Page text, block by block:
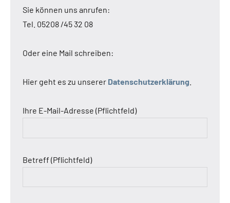
Sie können uns anrufen:
Tel. 05208 /45 32 08
Oder eine Mail schreiben:
Hier geht es zu unserer Datenschutzerklärung
Ihre E-Mail-Adresse (Pflichtfeld)
Betreff (Pflichtfeld)